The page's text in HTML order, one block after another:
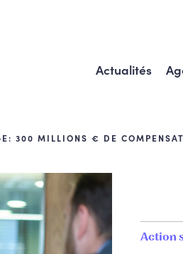
Actualités
300 MILLIONS € DE
Action